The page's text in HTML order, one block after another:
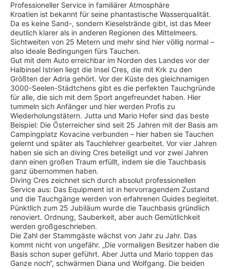
Professioneller Service in familiärer Atmosphäre
Kroatien ist bekannt für seine phantastische Wasserqualität.
Da es keine Sand-, sondern Kieselstrände gibt, ist das Meer
deutlich klarer als in anderen Regionen des Mittelmeers.
Sichtweiten von 25 Metern und mehr sind hier völlig normal –
also ideale Bedingungen fürs Tauchen.
Gut mit dem Auto erreichbar im Norden des Landes vor der
Halbinsel Istrien liegt die Insel Cres, die mit Krk zu den
Größten der Adria gehört. Vor der Küste des gleichnamigen
3000-Seelen-Städtchens gibt es die perfekten Tauchgründe
für alle, die sich mit dem Sport angefreundet haben. Hier
tummeln sich Anfänger und hier werden Profis zu
Wiederholungstätern. Jutta und Mario Hofer sind das beste
Beispiel: Die Österreicher sind seit 25 Jahren mit der Basis am
Campingplatz Kovacine verbunden – hier haben sie Tauchen
gelernt und später als Tauchlehrer gearbeitet. Vor vier Jahren
haben sie sich an diving Cres beteiligt und vor zwei Jahren
dann einen großen Traum erfüllt, indem sie die Tauchbasis
ganz übernommen haben.
Diving Cres zeichnet sich durch absolut professionellen
Service aus: Das Equipment ist in hervorragendem Zustand
und die Tauchgänge werden von erfahrenen Guides begleitet.
Pünktlich zum 25 Jubiläum wurde die Tauchbasis gründlich
renoviert. Ordnung, Sauberkeit, aber auch Gemütlichkeit
werden großgeschrieben.
Die Zahl der Stammgäste wächst von Jahr zu Jahr. Das
kommt nicht von ungefähr. „Die vormaligen Besitzer haben die
Basis schon super geführt. Aber Jutta und Mario toppen das
Ganze noch“, schwärmen Diana und Wolfgang. Die beiden